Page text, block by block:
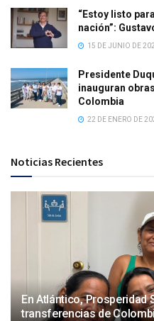
“Estoy listo
nación”:
15 DE JUNIO DE
Presidente
inauguran
Colombia
22 DE ENERO DE
Noticias Recientes
En Atlántico, Prosperidad
transferencias de